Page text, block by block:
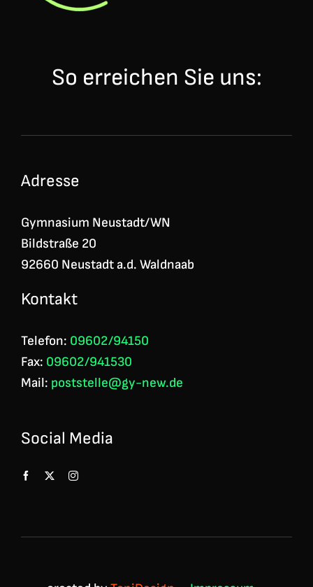
So erreichen Sie uns:
Adresse
Gymnasium Neustadt/WN
Bildstraße 20
92660 Neustadt a.d. Waldnaab
Kontakt
Telefon: 09602/94150
Fax: 09602/941530
Mail: poststelle@gy-new.de
Social Media